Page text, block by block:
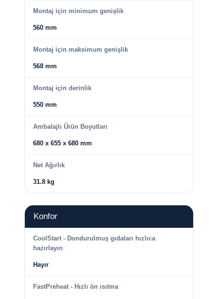
Montaj için minimum genişlik
560 mm
Montaj için maksimum genişlik
568 mm
Montaj için derinlik
550 mm
Ambalajlı Ürün Boyutları
680 x 655 x 680 mm
Net Ağırlık
31.8 kg
Konfor
CoolStart - Dondurulmuş gıdaları hızlıca
hazırlayın
Hayır
FastPreheat - Hızlı ön ısıtma